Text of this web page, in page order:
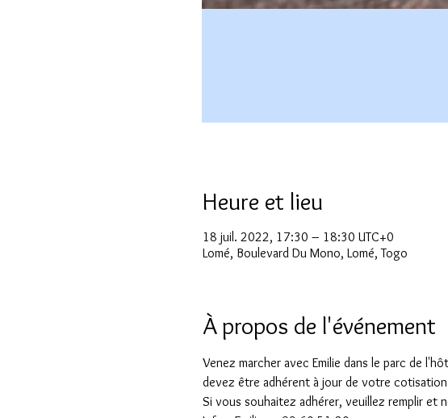
Heure et lieu
18 juil. 2022, 17:30 – 18:30 UTC+0
Lomé, Boulevard Du Mono, Lomé, Togo
À propos de l'événement
Venez marcher avec Emilie dans le parc de
devez être adhérent à jour de votre
Si vous souhaitez adhérer, veuillez remplir et